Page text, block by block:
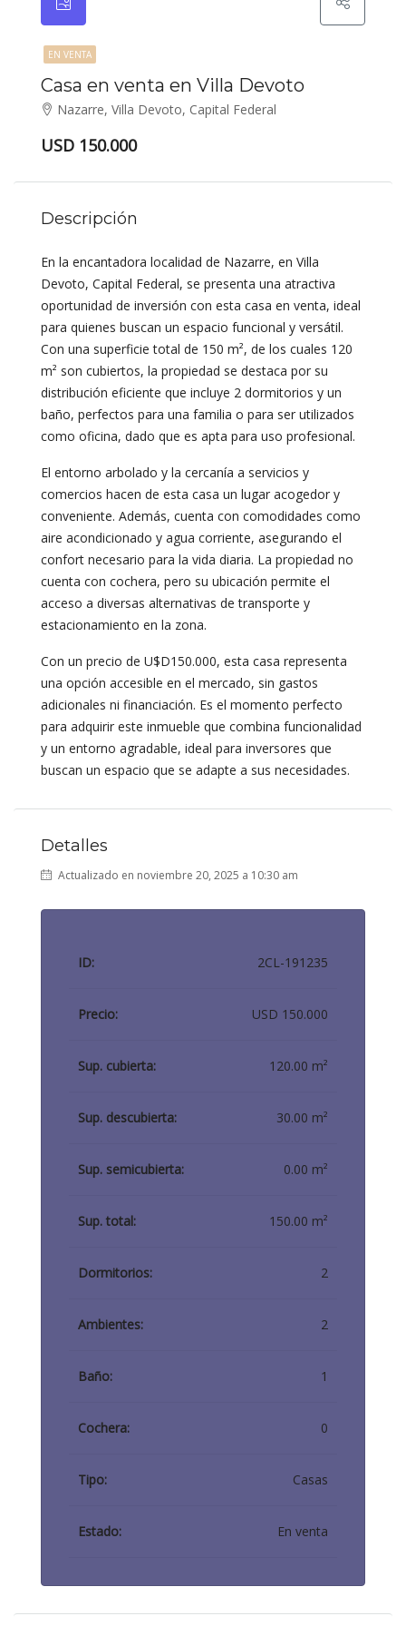
EN VENTA
Casa en venta en Villa Devoto
Nazarre, Villa Devoto, Capital Federal
USD 150.000
Descripción
En la encantadora localidad de Nazarre, en Villa
Devoto, Capital Federal, se presenta una atractiva
oportunidad de inversión con esta casa en venta, ideal
para quienes buscan un espacio funcional y versátil.
Con una superficie total de 150 m², de los cuales 120
m² son cubiertos, la propiedad se destaca por su
distribución eficiente que incluye 2 dormitorios y un
baño, perfectos para una familia o para ser utilizados
como oficina, dado que es apta para uso profesional.
El entorno arbolado y la cercanía a servicios y
comercios hacen de esta casa un lugar acogedor y
conveniente. Además, cuenta con comodidades como
aire acondicionado y agua corriente, asegurando el
confort necesario para la vida diaria. La propiedad no
cuenta con cochera, pero su ubicación permite el
acceso a diversas alternativas de transporte y
estacionamiento en la zona.
Con un precio de U$D150.000, esta casa representa
una opción accesible en el mercado, sin gastos
adicionales ni financiación. Es el momento perfecto
para adquirir este inmueble que combina funcionalidad
y un entorno agradable, ideal para inversores que
buscan un espacio que se adapte a sus necesidades.
Detalles
Actualizado en noviembre 20, 2025 a 10:30 am
ID: 2CL-191235
Precio: USD 150.000
Sup. cubierta: 120.00 m²
Sup. descubierta: 30.00 m²
Sup. semicubierta: 0.00 m²
Sup. total: 150.00 m²
Dormitorios: 2
Ambientes: 2
Baño: 1
Cochera: 0
Tipo: Casas
Estado: En venta